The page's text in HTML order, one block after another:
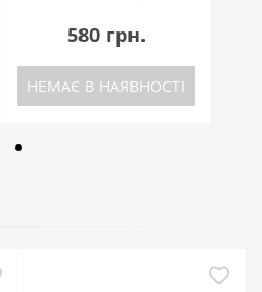
580 грн.
НЕМАЄ В НАЯВНОСТІ